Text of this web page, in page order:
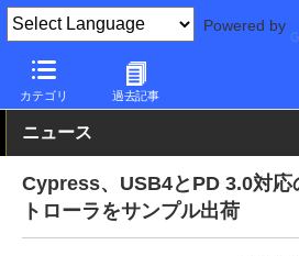
Powered by
カテゴリ 過去記事
PC Watch 半導体/周辺機器
ニュース
Cypress、USB4とPD 3.0対応
トローラをサンプル出荷